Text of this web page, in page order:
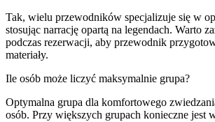
Tak, wielu przewodników specjalizuje się w
stosując narrację opartą na legendach. Warto
podczas rezerwacji, aby przewodnik
materiały.
Ile osób może liczyć maksymalnie grupa?
Optymalna grupa dla komfortowego
osób. Przy większych grupach konieczne jest